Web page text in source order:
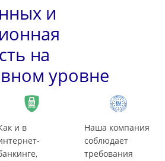
и
на
уровне
и в
Наша компания
соблюдает
требования